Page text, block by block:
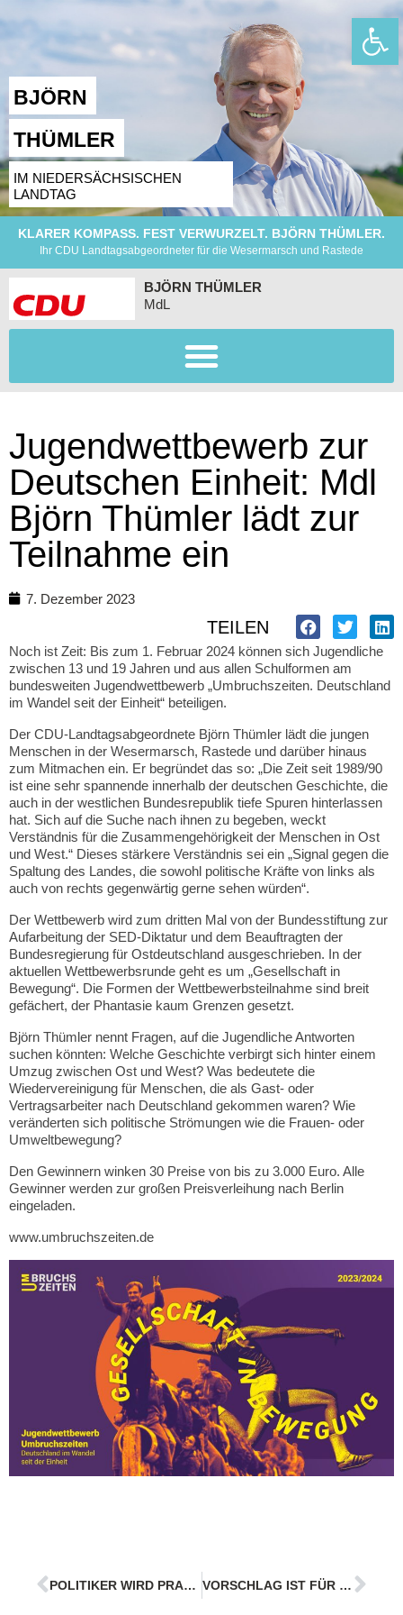
BJÖRN
THÜMLER
IM NIEDERSÄCHSISCHEN
LANDTAG
KLARER KOMPASS. FEST VERWURZELT. BJÖRN THÜMLER.
Ihr CDU Landtagsabgeordneter für die Wesermarsch und Rastede
BJÖRN THÜMLER
MdL
Jugendwettbewerb zur
Deutschen Einheit: Mdl
Björn Thümler lädt zur
Teilnahme ein
7. Dezember 2023
TEILEN
Noch ist Zeit: Bis zum 1. Februar 2024 können sich Jugendliche
zwischen 13 und 19 Jahren und aus allen Schulformen am
bundesweiten Jugendwettbewerb „Umbruchszeiten. Deutschland
im Wandel seit der Einheit“ beteiligen.
Der CDU-Landtagsabgeordnete Björn Thümler lädt die jungen
Menschen in der Wesermarsch, Rastede und darüber hinaus
zum Mitmachen ein. Er begründet das so: „Die Zeit seit 1989/90
ist eine sehr spannende innerhalb der deutschen Geschichte, die
auch in der westlichen Bundesrepublik tiefe Spuren hinterlassen
hat. Sich auf die Suche nach ihnen zu begeben, weckt
Verständnis für die Zusammengehörigkeit der Menschen in Ost
und West.“ Dieses stärkere Verständnis sei ein „Signal gegen die
Spaltung des Landes, die sowohl politische Kräfte von links als
auch von rechts gegenwärtig gerne sehen würden“.
Der Wettbewerb wird zum dritten Mal von der Bundesstiftung zur
Aufarbeitung der SED-Diktatur und dem Beauftragten der
Bundesregierung für Ostdeutschland ausgeschrieben. In der
aktuellen Wettbewerbsrunde geht es um „Gesellschaft in
Bewegung“. Die Formen der Wettbewerbsteilnahme sind breit
gefächert, der Phantasie kaum Grenzen gesetzt.
Björn Thümler nennt Fragen, auf die Jugendliche Antworten
suchen könnten: Welche Geschichte verbirgt sich hinter einem
Umzug zwischen Ost und West? Was bedeutete die
Wiedervereinigung für Menschen, die als Gast- oder
Vertragsarbeiter nach Deutschland gekommen waren? Wie
veränderten sich politische Strömungen wie die Frauen- oder
Umweltbewegung?
Den Gewinnern winken 30 Preise von bis zu 3.000 Euro. Alle
Gewinner werden zur großen Preisverleihung nach Berlin
eingeladen.
www.umbruchszeiten.de
POLITIKER WIRD PRAKTIKANT VORSCHLAG IST FÜR THÜMLER “EIN ANSCHLAG”